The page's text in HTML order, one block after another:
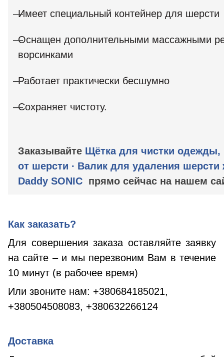
Имеет специальный контейнер для шерсти
Оснащен дополнительными массажными
ворсинками
Работает практически бесшумно
Сохраняет чистоту.
Заказывайте Щётка для чистки одежды,
от шерсти ∙ Валик для удаления
Daddy SONIC прямо сейчас на нашем
Как заказать?
Для совершения заказа оставляйте заявку
на сайте – и мы перезвоним Вам в течение
10 минут (в рабочее время)
Или звоните нам: +380684185021,
+380504508083, +380632266124
Доставка